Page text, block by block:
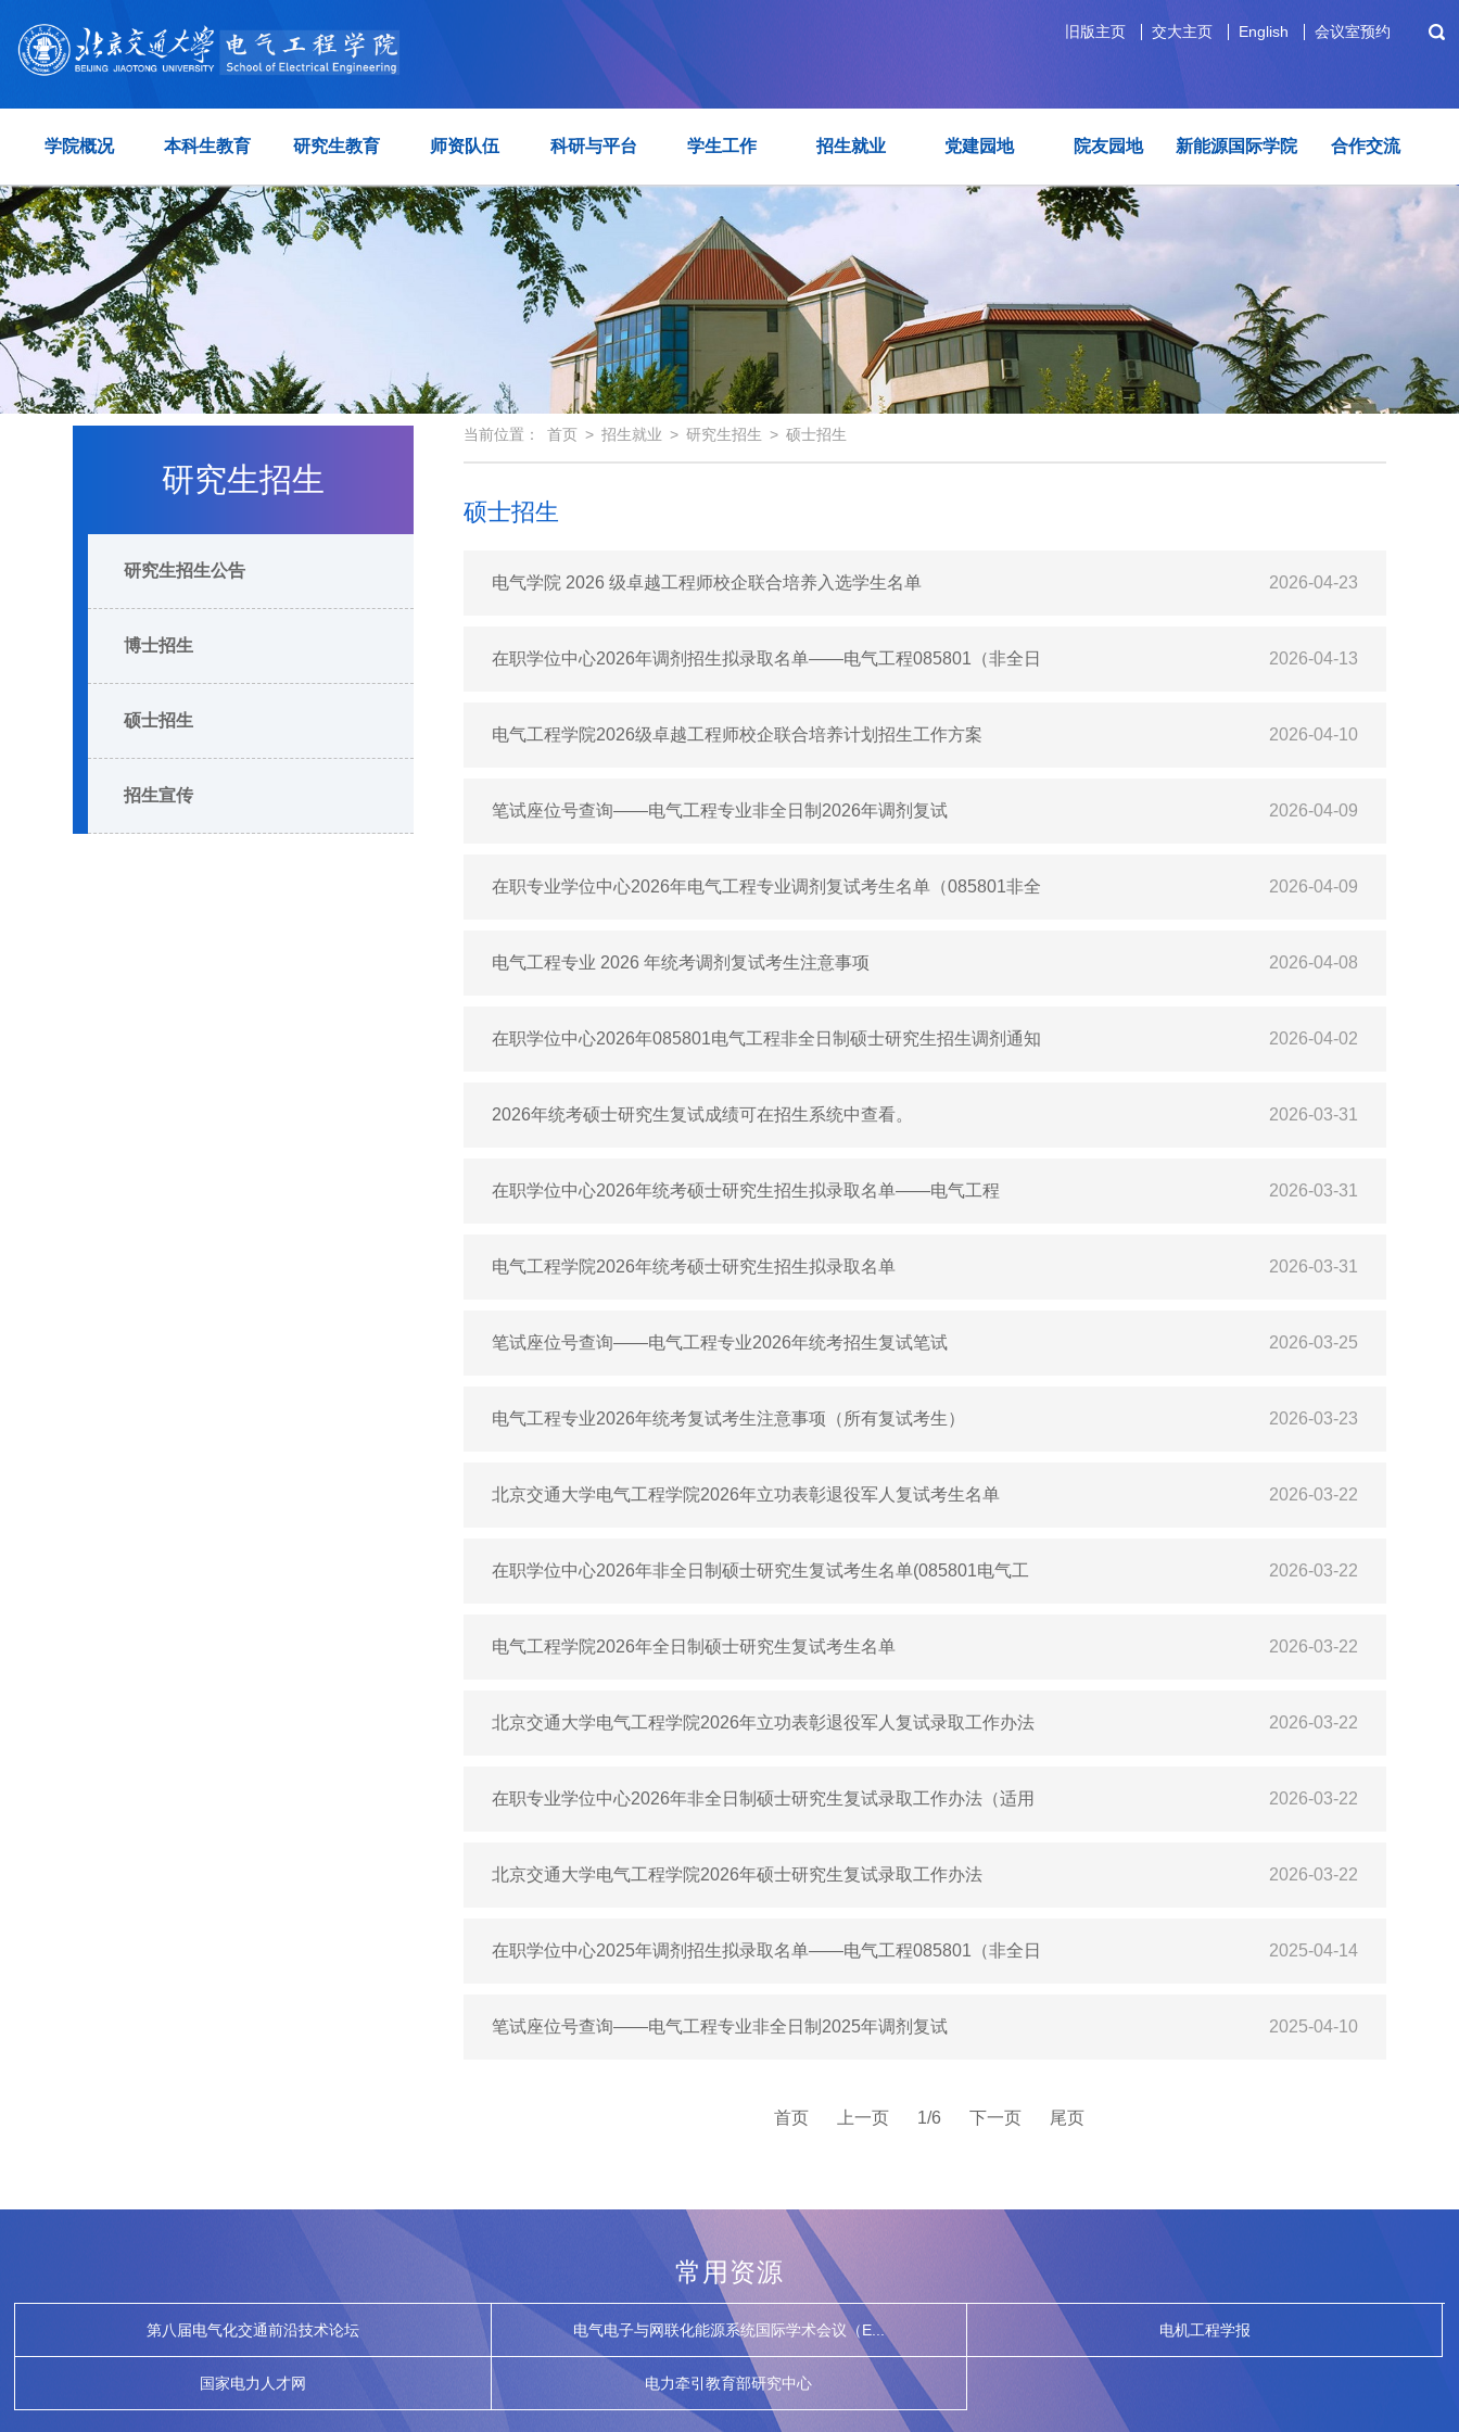
旧版主页 交大主页 English 会议室预约
学院概况 本科生教育 研究生教育 师资队伍 科研与平台 学生工作 招生就业 党建园地 院友园地 新能源国际学院 合作交流
研究生招生
研究生招生公告
博士招生
硕士招生
招生宣传
当前位置： 首页 > 招生就业 > 研究生招生 > 硕士招生
硕士招生
电气学院 2026 级卓越工程师校企联合培养入选学生名单 2026-04-23
在职学位中心2026年调剂招生拟录取名单——电气工程085801（非全日
制）
2026-04-13
电气工程学院2026级卓越工程师校企联合培养计划招生工作方案 2026-04-10
笔试座位号查询——电气工程专业非全日制2026年调剂复试 2026-04-09
在职专业学位中心2026年电气工程专业调剂复试考生名单（085801非全
日制）
2026-04-09
电气工程专业 2026 年统考调剂复试考生注意事项 2026-04-08
在职学位中心2026年085801电气工程非全日制硕士研究生招生调剂通知 2026-04-02
2026年统考硕士研究生复试成绩可在招生系统中查看。 2026-03-31
在职学位中心2026年统考硕士研究生招生拟录取名单——电气工程
085801（非全日制）
2026-03-31
电气工程学院2026年统考硕士研究生招生拟录取名单 2026-03-31
笔试座位号查询——电气工程专业2026年统考招生复试笔试 2026-03-25
电气工程专业2026年统考复试考生注意事项（所有复试考生） 2026-03-23
北京交通大学电气工程学院2026年立功表彰退役军人复试考生名单 2026-03-22
在职学位中心2026年非全日制硕士研究生复试考生名单(085801电气工
程）
2026-03-22
电气工程学院2026年全日制硕士研究生复试考生名单 2026-03-22
北京交通大学电气工程学院2026年立功表彰退役军人复试录取工作办法 2026-03-22
在职专业学位中心2026年非全日制硕士研究生复试录取工作办法（适用
085801电气工程）
2026-03-22
北京交通大学电气工程学院2026年硕士研究生复试录取工作办法 2026-03-22
在职学位中心2025年调剂招生拟录取名单——电气工程085801（非全日
制）
2025-04-14
笔试座位号查询——电气工程专业非全日制2025年调剂复试 2025-04-10
首页 上一页 1/6 下一页 尾页
常用资源
第八届电气化交通前沿技术论坛 电气电子与网联化能源系统国际学术会议（E... 电机工程学报
国家电力人才网 电力牵引教育部研究中心